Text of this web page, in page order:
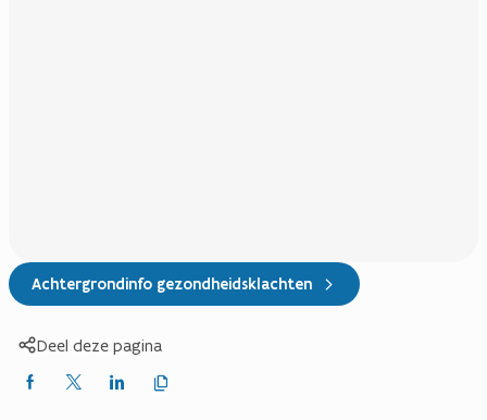
Achtergrondinfo gezondheidsklachten
Deel deze pagina
Delen
Delen
Delen
link